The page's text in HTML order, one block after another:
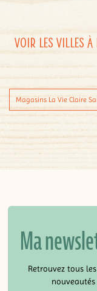
Voir les villes à
Magasins La Vie Claire
Ma
Retrouvez tous